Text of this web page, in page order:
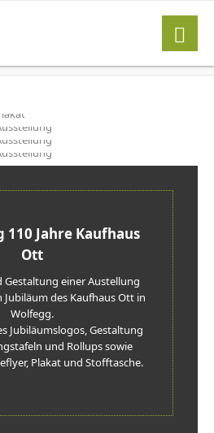
110 Jahre Kaufhaus
Ott
Gestaltung einer Austellung
Jubiläum des Kaufhaus Ott in
Wolfegg.
Jubiläumslogos, Gestaltung
und Rollups sowie
Plakat und Stofftasche.